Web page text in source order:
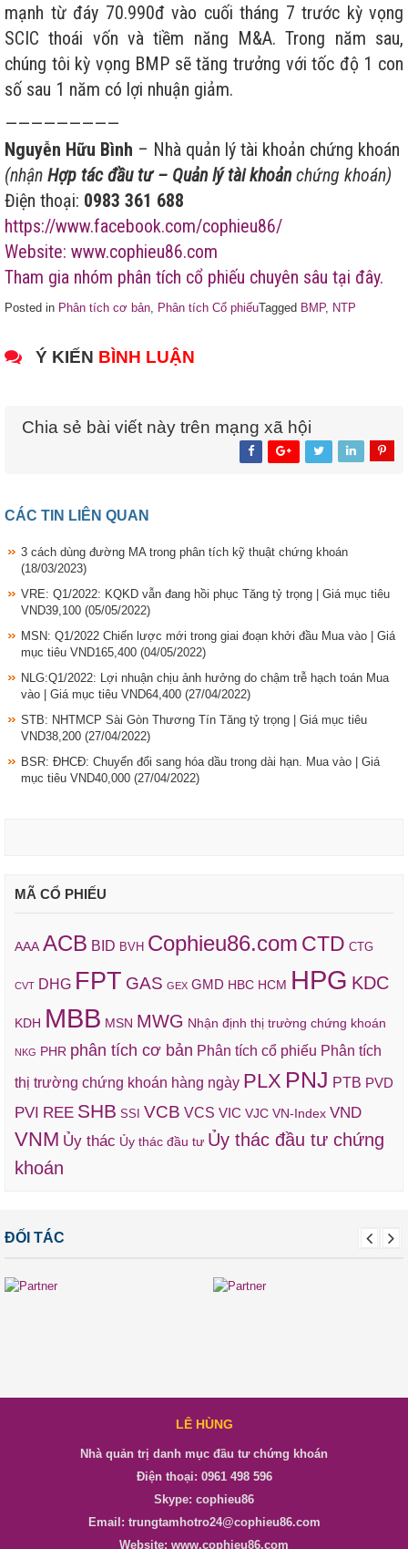
mạnh từ đáy 70.990đ vào cuối tháng 7 trước kỳ vọng
SCIC thoái vốn và tiềm năng M&A. Trong năm sau,
chúng tôi kỳ vọng BMP sẽ tăng trưởng với tốc độ 1 con
số sau 1 năm có lợi nhuận giảm.
—————————
Nguyễn Hữu Bình – Nhà quản lý tài khoản chứng khoán
(nhận Hợp tác đầu tư – Quản lý tài khoản chứng khoán)
Điện thoại: 0983 361 688
https://www.facebook.com/cophieu86/
Website: www.cophieu86.com
Tham gia nhóm phân tích cổ phiếu chuyên sâu tại đây.
Posted in Phân tích cơ bản Phân tích Cổ phiếuTagged BMP, NTP
Ý KIẾN BÌNH LUẬN
Chia sẻ bài viết này trên mạng xã hội
CÁC TIN LIÊN QUAN
3 cách dùng đường MA trong phân tích kỹ thuật chứng khoán
(18/03/2023)
VRE: Q1/2022: KQKD vẫn đang hồi phục Tăng tỷ trọng | Giá mục tiêu
VND39,100 (05/05/2022)
MSN: Q1/2022 Chiến lược mới trong giai đoạn khởi đầu Mua vào | Giá
mục tiêu VND165,400 (04/05/2022)
NLG:Q1/2022: Lợi nhuận chịu ảnh hưởng do chậm trễ hạch toán Mua
vào | Giá mục tiêu VND64,400 (27/04/2022)
STB: NHTMCP Sài Gòn Thương Tín Tăng tỷ trọng | Giá mục tiêu
VND38,200 (27/04/2022)
BSR: ĐHCĐ: Chuyển đổi sang hóa dầu trong dài hạn. Mua vào | Giá
mục tiêu VND40,000 (27/04/2022)
MÃ CỔ PHIẾU
AAA ACB BID BVH Cophieu86.com CTD CTG
CVT DHG FPT GAS GEX GMD HBC HCM HPG KDC
KDH MBB MSN MWG Nhận định thị trường chứng khoán
NKG PHR phân tích cơ bản Phân tích cổ phiếu Phân tích
thị trường chứng khoán hàng ngày PLX PNJ PTB PVD
PVI REE SHB SSI VCB VCS VIC VJC VN-Index VND
VNM Ủy thác Ủy thác đầu tư Ủy thác đầu tư chứng
khoán
ĐỐI TÁC
LÊ HÙNG
Nhà quản trị danh mục đầu tư chứng khoán
Điện thoại: 0961 498 596
Skype: cophieu86
Email: trungtamhotro24@cophieu86.com
Website: www.cophieu86.com